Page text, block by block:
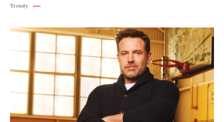
Trendy